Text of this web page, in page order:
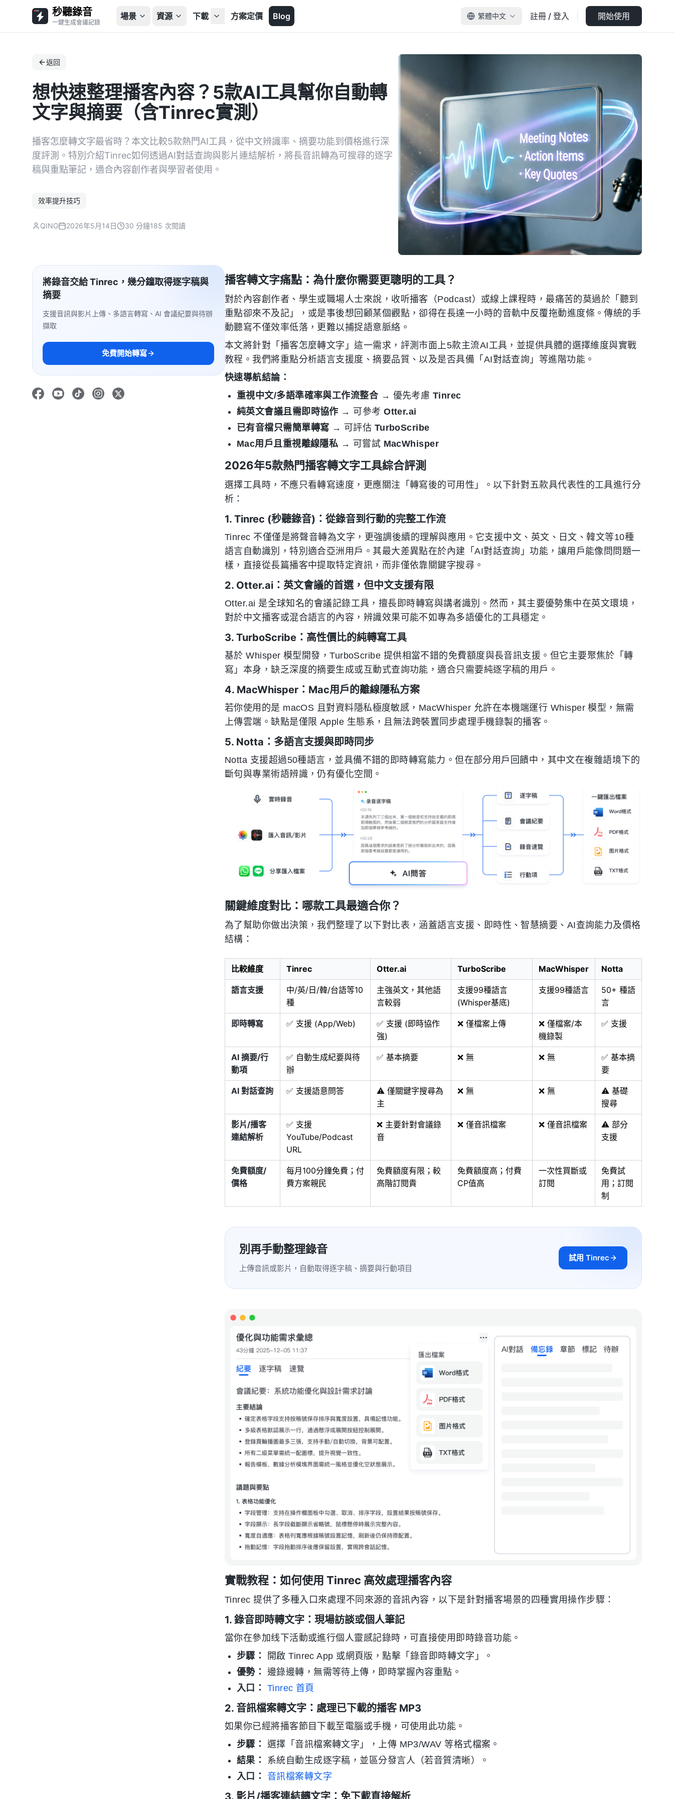
秒聽錄音
一鍵生成會議記錄
場景 資源 下載 方案定價 Blog 繁體中文 註冊 / 登入 開始使用
返回
想快速整理播客內容？5款AI工具幫你自動轉
文字與摘要（含Tinrec實測）
播客怎麼轉文字最省時？本文比較5款熱門AI工具，從中文辨識率、摘要功能到價格進行深
度評測。特別介紹Tinrec如何透過AI對話查詢與影片連結解析，將長音訊轉為可搜尋的逐字
稿與重點筆記，適合內容創作者與學習者使用。
效率提升技巧
QING 2026年5月14日 30 分鐘185 次閱讀
將錄音交給 Tinrec，幾分鐘取得逐字稿與
摘要
支援音訊與影片上傳、多語言轉寫、AI 會議紀要與待辦
擷取
免費開始轉寫
播客轉文字痛點：為什麼你需要更聰明的工具？
對於內容創作者、學生或職場人士來說，收听播客（Podcast）或線上課程時，最痛苦的莫過於「聽到
重點卻來不及記」，或是事後想回顧某個觀點，卻得在長達一小時的音軌中反覆拖動進度條。傳統的手
動聽寫不僅效率低落，更難以捕捉語意脈絡。
本文將針對「播客怎麼轉文字」這一需求，評測市面上5款主流AI工具，並提供具體的選擇維度與實戰
教程。我們將重點分析語言支援度、摘要品質、以及是否具備「AI對話查詢」等進階功能。
快速導航結論：
重視中文/多語準確率與工作流整合→ 優先考慮 Tinrec
純英文會議且需即時協作 → 可參考Otter.ai
已有音檔只需簡單轉寫 → 可評估 TurboScribe
Mac用戶且重視離線隱私 → 可嘗試 MacWhisper
2026年5款熱門播客轉文字工具綜合評測
選擇工具時，不應只看轉寫速度，更應關注「轉寫後的可用性」。以下針對五款具代表性的工具進行分
析：
1. Tinrec (秒聽錄音)：從錄音到行動的完整工作流
Tinrec 不僅僅是將聲音轉為文字，更強調後續的理解與應用。它支援中文、英文、日文、韓文等10種
語言自動識別，特別適合亞洲用戶。其最大差異點在於內建「AI對話查詢」功能，讓用戶能像問問題一
樣，直接從長篇播客中提取特定資訊，而非僅依靠關鍵字搜尋。
2. Otter.ai：英文會議的首選，但中文支援有限
Otter.ai 是全球知名的會議記錄工具，擅長即時轉寫與講者識別。然而，其主要優勢集中在英文環境，
對於中文播客或混合語言的內容，辨識效果可能不如專為多語優化的工具穩定。
3. TurboScribe：高性價比的純轉寫工具
基於 Whisper 模型開發，TurboScribe 提供相當不錯的免費額度與長音訊支援。但它主要聚焦於「轉
寫」本身，缺乏深度的摘要生成或互動式查詢功能，適合只需要純逐字稿的用戶。
4. MacWhisper：Mac用戶的離線隱私方案
若你使用的是 macOS 且對資料隱私極度敏感，MacWhisper 允許在本機端運行 Whisper 模型，無需
上傳雲端。缺點是僅限 Apple 生態系，且無法跨裝置同步處理手機錄製的播客。
5. Notta：多語言支援與即時同步
Notta 支援超過50種語言，並具備不錯的即時轉寫能力。但在部分用戶回饋中，其中文在複雜語境下的
斷句與專業術語辨識，仍有優化空間。
關鍵維度對比：哪款工具最適合你？
為了幫助你做出決策，我們整理了以下對比表，涵蓋語言支援、即時性、智慧摘要、AI查詢能力及價格
結構：
比較維度 Tinrec Otter.ai TurboScribe MacWhisper Notta
語言支援
中/英/日/韓/台語等10
種
主強英文，其他語
言較弱
支援99種語言
(Whisper基底)
支援99種語言
50+ 種語
言
即時轉寫 ✅ 支援 (App/Web)
✅ 支援 (即時協作
強)
❌ 僅檔案上傳
❌ 僅檔案/本
機錄製
✅ 支援
AI 摘要/行
動項
✅ 自動生成紀要與待
辦
✅ 基本摘要 ❌ 無 ❌ 無
✅ 基本摘
要
AI 對話查詢 ✅ 支援語意問答
⚠️ 僅關鍵字搜尋為
主
❌ 無 ❌ 無
⚠️ 基礎
搜尋
影片/播客
連結解析
✅ 支援
YouTube/Podcast
URL
❌ 主要針對會議錄
音
❌ 僅音訊檔案 ❌ 僅音訊檔案
⚠️ 部分
支援
免費額度/
價格
每月100分鐘免費；付
費方案親民
免費額度有限；較
高階訂閱貴
免費額度高；付費
CP值高
一次性買斷或
訂閱
免費試
用；訂閱
制
別再手動整理錄音
上傳音訊或影片，自動取得逐字稿、摘要與行動項目
試用 Tinrec
實戰教程：如何使用 Tinrec 高效處理播客內容
Tinrec 提供了多種入口來處理不同來源的音訊內容，以下是針對播客場景的四種實用操作步驟：
1. 錄音即時轉文字：現場訪談或個人筆記
當你在參加线下活動或進行個人靈感記錄時，可直接使用即時錄音功能。
步驟：
開啟 Tinrec App 或網頁版，點擊「錄音即時轉文字」。
優勢：
邊錄邊轉，無需等待上傳，即時掌握內容重點。
入口：
Tinrec 首頁
2. 音訊檔案轉文字：處理已下載的播客 MP3
如果你已經將播客節目下載至電腦或手機，可使用此功能。
步驟：
選擇「音訊檔案轉文字」，上傳 MP3/WAV 等格式檔案。
結果：
系統自動生成逐字稿，並區分發言人（若音質清晰）。
入口：
音訊檔案轉文字
3. 影片/播客連結轉文字：免下載直接解析